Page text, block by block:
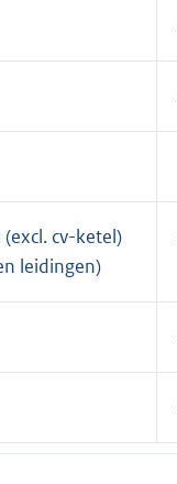
cv-ketel)
leidingen)